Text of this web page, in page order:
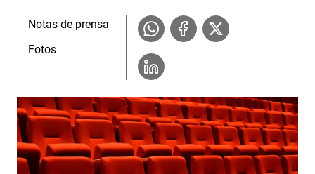
Notas de prensa
Fotos